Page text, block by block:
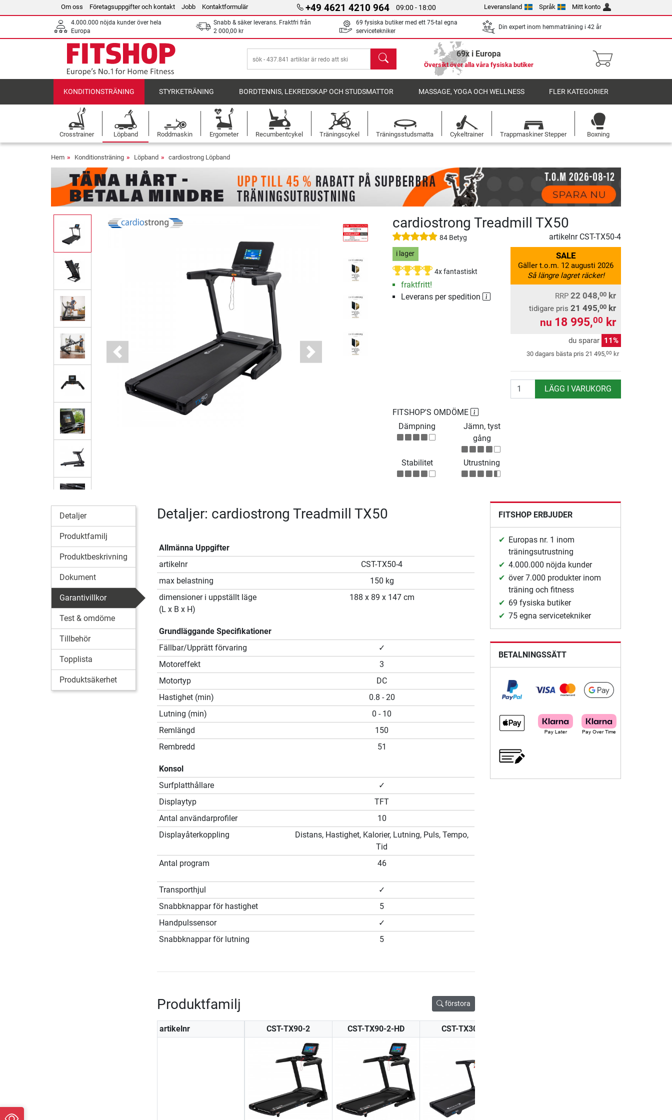
Om oss Företagsuppgifter och kontakt Jobb Kontaktformulär +49 4621 4210 964 09:00 - 18:00 Leveransland Språk Mitt konto
4.000.000 nöjda kunder över hela
Europa
Snabb & säker leverans. Fraktfri från
2 000,00 kr
69 fysiska butiker med ett 75-tal egna
servicetekniker
Din expert inom hemmaträning i 42 år
sök 69x i Europa
Översikt över alla våra fysiska butiker
KONDITIONSTRÄNING STYRKETRÄNING BORDTENNIS, LEKREDSKAP OCH STUDSMATTOR MASSAGE, YOGA OCH WELLNESS FLER KATEGORIER
Crosstrainer Löpband Roddmaskin Ergometer Recumbentcykel Träningscykel Träningsstudsmatta Cykeltrainer Trappmaskiner Stepper Boxning
Hem Konditionsträning Löpband cardiostrong Löpband
Previous Next
cardiostrong Treadmill TX50
84 Betyg artikelnr CST-TX50-4
i lager
4x fantastiskt
fraktfritt!
Leverans per spedition
SALE
Gäller t.o.m. 12 augusti 2026
Så längre lagret räcker!
RRP 22 048,00 kr
tidigare pris 21 495,00 kr
nu 18 995,00 kr
du sparar 11%
30 dagars bästa pris 21 495,00 kr
antal LÄGG I VARUKORG
FITSHOP'S OMDÖME
Dämpning
Jämn, tyst
gång
Stabilitet Utrustning
Detaljer
Produktfamilj
Produktbeskrivning
Dokument
Garantivillkor
Test & omdöme
Tillbehör
Topplista
Produktsäkerhet
Detaljer: cardiostrong Treadmill TX50
Allmänna Uppgifter
artikelnr
CST-TX50-4
max belastning
150 kg
dimensioner i uppställt läge
(L x B x H)
188 x 89 x 147 cm
Grundläggande Specifikationer
Fällbar/Upprätt förvaring
✓
Motoreffekt
3
Motortyp
DC
Hastighet (min)
0.8 - 20
Lutning (min)
0 - 10
Remlängd
150
Rembredd
51
Konsol
Surfplatthållare
✓
Displaytyp
TFT
Antal användarprofiler
10
Displayåterkoppling
Distans, Hastighet, Kalorier, Lutning, Puls, Tempo,
Tid
Antal program
46
Transporthjul
✓
Snabbknappar för hastighet
5
Handpulssensor
✓
Snabbknappar för lutning
5
Produktfamilj förstora
artikelnr CST-TX90-2 CST-TX90-2-HD CST-TX30-2
FITSHOP ERBJUDER
Europas nr. 1 inom
träningsutrustning
4.000.000 nöjda kunder
över 7.000 produkter inom
träning och fitness
69 fysiska butiker
75 egna servicetekniker
BETALNINGSSÄTT